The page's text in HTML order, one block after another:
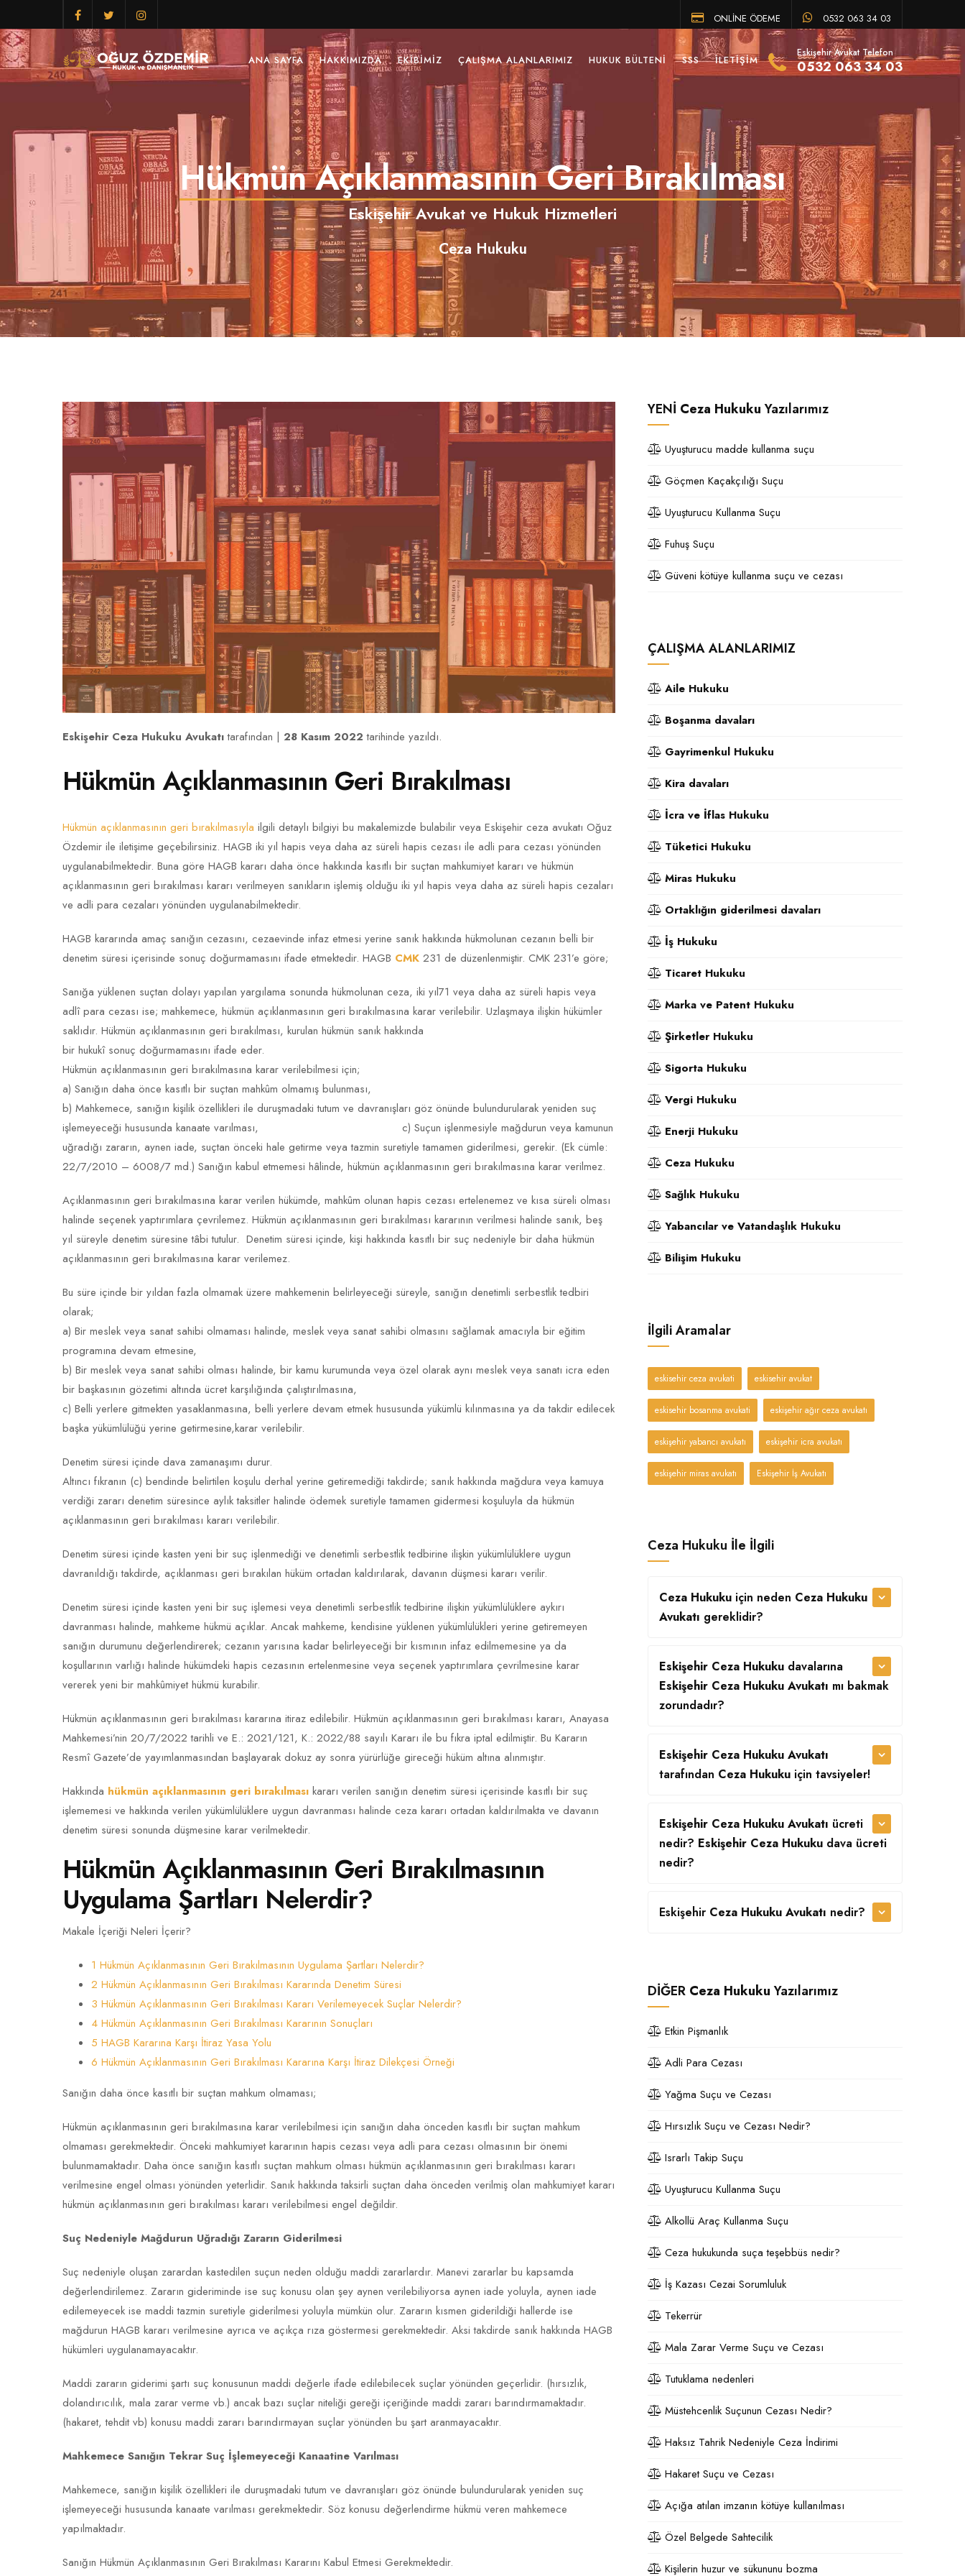
ONLİNE ÖDEME 0532 063 34 03
ANA SAYFA HAKKIMIZDA EKIBIMIZ ÇALIŞMA ALANLARIMIZ HUKUK BÜLTENI SSS İLETIŞIM
Eskişehir Avukat Telefon
0532 063 34 03
Hükmün Açıklanmasının Geri Bırakılması
Eskişehir Avukat ve Hukuk Hizmetleri
Ceza Hukuku
Eskişehir Ceza Hukuku Avukatıtarafından | 28 Kasım 2022 tarihinde yazıldı.
Hükmün Açıklanmasının Geri Bırakılması
Hükmün açıklanmasının geri bırakılmasıyla ilgili detaylı bilgiyi bu makalemizde bulabilir veya Eskişehir ceza avukatı Oğuz
Özdemir ile iletişime geçebilirsiniz. HAGB iki yıl hapis veya daha az süreli hapis cezası ile adli para cezası yönünden
uygulanabilmektedir. Buna göre HAGB kararı daha önce hakkında kasıtlı bir suçtan mahkumiyet kararı ve hükmün
açıklanmasının geri bırakılması kararı verilmeyen sanıkların işlemiş olduğu iki yıl hapis veya daha az süreli hapis cezaları
ve adli para cezaları yönünden uygulanabilmektedir.
HAGB kararında amaç sanığın cezasını, cezaevinde infaz etmesi yerine sanık hakkında hükmolunan cezanın belli bir
denetim süresi içerisinde sonuç doğurmamasını ifade etmektedir. HAGB CMK 231 de düzenlenmiştir. CMK 231’e göre;
Sanığa yüklenen suçtan dolayı yapılan yargılama sonunda hükmolunan ceza, iki yıl71 veya daha az süreli hapis veya
adlî para cezası ise; mahkemece, hükmün açıklanmasının geri bırakılmasına karar verilebilir. Uzlaşmaya ilişkin hükümler
saklıdır. Hükmün açıklanmasının geri bırakılması, kurulan hükmün sanık hakkında
bir hukukî sonuç doğurmamasını ifade eder.
Hükmün açıklanmasının geri bırakılmasına karar verilebilmesi için;
a) Sanığın daha önce kasıtlı bir suçtan mahkûm olmamış bulunması,
b) Mahkemece, sanığın kişilik özellikleri ile duruşmadaki tutum ve davranışları göz önünde bulundurularak yeniden suç
işlemeyeceği hususunda kanaate varılması, c) Suçun işlenmesiyle mağdurun veya kamunun
uğradığı zararın, aynen iade, suçtan önceki hale getirme veya tazmin suretiyle tamamen giderilmesi, gerekir. (Ek cümle:
22/7/2010 – 6008/7 md.) Sanığın kabul etmemesi hâlinde, hükmün açıklanmasının geri bırakılmasına karar verilmez.
Açıklanmasının geri bırakılmasına karar verilen hükümde, mahkûm olunan hapis cezası ertelenemez ve kısa süreli olması
halinde seçenek yaptırımlara çevrilemez. Hükmün açıklanmasının geri bırakılması kararının verilmesi halinde sanık, beş
yıl süreyle denetim süresine tâbi tutulur. Denetim süresi içinde, kişi hakkında kasıtlı bir suç nedeniyle bir daha hükmün
açıklanmasının geri bırakılmasına karar verilemez.
Bu süre içinde bir yıldan fazla olmamak üzere mahkemenin belirleyeceği süreyle, sanığın denetimli serbestlik tedbiri
olarak;
a) Bir meslek veya sanat sahibi olmaması halinde, meslek veya sanat sahibi olmasını sağlamak amacıyla bir eğitim
programına devam etmesine,
b) Bir meslek veya sanat sahibi olması halinde, bir kamu kurumunda veya özel olarak aynı meslek veya sanatı icra eden
bir başkasının gözetimi altında ücret karşılığında çalıştırılmasına,
c) Belli yerlere gitmekten yasaklanmasına, belli yerlere devam etmek hususunda yükümlü kılınmasına ya da takdir edilecek
başka yükümlülüğü yerine getirmesine,karar verilebilir.
Denetim süresi içinde dava zamanaşımı durur.
Altıncı fıkranın (c) bendinde belirtilen koşulu derhal yerine getiremediği takdirde; sanık hakkında mağdura veya kamuya
verdiği zararı denetim süresince aylık taksitler halinde ödemek suretiyle tamamen gidermesi koşuluyla da hükmün
açıklanmasının geri bırakılması kararı verilebilir.
Denetim süresi içinde kasten yeni bir suç işlenmediği ve denetimli serbestlik tedbirine ilişkin yükümlülüklere uygun
davranıldığı takdirde, açıklanması geri bırakılan hüküm ortadan kaldırılarak, davanın düşmesi kararı verilir.
Denetim süresi içinde kasten yeni bir suç işlemesi veya denetimli serbestlik tedbirine ilişkin yükümlülüklere aykırı
davranması halinde, mahkeme hükmü açıklar. Ancak mahkeme, kendisine yüklenen yükümlülükleri yerine getiremeyen
sanığın durumunu değerlendirerek; cezanın yarısına kadar belirleyeceği bir kısmının infaz edilmemesine ya da
koşullarının varlığı halinde hükümdeki hapis cezasının ertelenmesine veya seçenek yaptırımlara çevrilmesine karar
vererek yeni bir mahkûmiyet hükmü kurabilir.
Hükmün açıklanmasının geri bırakılması kararına itiraz edilebilir. Hükmün açıklanmasının geri bırakılması kararı, Anayasa
Mahkemesi’nin 20/7/2022 tarihli ve E.: 2021/121, K.: 2022/88 sayılı Kararı ile bu fıkra iptal edilmiştir. Bu Kararın
Resmî Gazete’de yayımlanmasından başlayarak dokuz ay sonra yürürlüğe gireceği hüküm altına alınmıştır.
Hakkında hükmün açıklanmasının geri bırakılması kararı verilen sanığın denetim süresi içerisinde kasıtlı bir suç
işlememesi ve hakkında verilen yükümlülüklere uygun davranması halinde ceza kararı ortadan kaldırılmakta ve davanın
denetim süresi sonunda düşmesine karar verilmektedir.
Hükmün Açıklanmasının Geri Bırakılmasının
Uygulama Şartları Nelerdir?
Makale İçeriği Neleri İçerir?
1 Hükmün Açıklanmasının Geri Bırakılmasının Uygulama Şartları Nelerdir?
2 Hükmün Açıklanmasının Geri Bırakılması Kararında Denetim Süresi
3 Hükmün Açıklanmasının Geri Bırakılması Kararı Verilemeyecek Suçlar Nelerdir?
4 Hükmün Açıklanmasının Geri Bırakılması Kararının Sonuçları
5 HAGB Kararına Karşı İtiraz Yasa Yolu
6 Hükmün Açıklanmasının Geri Bırakılması Kararına Karşı İtiraz Dilekçesi Örneği
Sanığın daha önce kasıtlı bir suçtan mahkum olmaması;
Hükmün açıklanmasının geri bırakılmasına karar verilebilmesi için sanığın daha önceden kasıtlı bir suçtan mahkum
olmaması gerekmektedir. Önceki mahkumiyet kararının hapis cezası veya adli para cezası olmasının bir önemi
bulunmamaktadır. Daha önce sanığın kasıtlı suçtan mahkum olması hükmün açıklanmasının geri bırakılması kararı
verilmesine engel olması yönünden yeterlidir. Sanık hakkında taksirli suçtan daha önceden verilmiş olan mahkumiyet kararı
hükmün açıklanmasının geri bırakılması kararı verilebilmesi engel değildir.
Suç Nedeniyle Mağdurun Uğradığı Zararın Giderilmesi
Suç nedeniyle oluşan zarardan kastedilen suçun neden olduğu maddi zararlardır. Manevi zararlar bu kapsamda
değerlendirilemez. Zararın gideriminde ise suç konusu olan şey aynen verilebiliyorsa aynen iade yoluyla, aynen iade
edilemeyecek ise maddi tazmin suretiyle giderilmesi yoluyla mümkün olur. Zararın kısmen giderildiği hallerde ise
mağdurun HAGB kararı verilmesine ayrıca ve açıkça rıza göstermesi gerekmektedir. Aksi takdirde sanık hakkında HAGB
hükümleri uygulanamayacaktır.
Maddi zararın giderimi şartı suç konusunun maddi değerle ifade edilebilecek suçlar yönünden geçerlidir. (hırsızlık,
dolandırıcılık, mala zarar verme vb.) ancak bazı suçlar niteliği gereği içeriğinde maddi zararı barındırmamaktadır.
(hakaret, tehdit vb) konusu maddi zararı barındırmayan suçlar yönünden bu şart aranmayacaktır.
Mahkemece Sanığın Tekrar Suç İşlemeyeceği Kanaatine Varılması
Mahkemece, sanığın kişilik özellikleri ile duruşmadaki tutum ve davranışları göz önünde bulundurularak yeniden suç
işlemeyeceği hususunda kanaate varılması gerekmektedir. Söz konusu değerlendirme hükmü veren mahkemece
yapılmaktadır.
Sanığın Hükmün Açıklanmasının Geri Bırakılması Kararını Kabul Etmesi Gerekmektedir.
YENİ Ceza HukukuYazılarımız
Uyuşturucu madde kullanma suçu
Göçmen Kaçakçılığı Suçu
Uyuşturucu Kullanma Suçu
Fuhuş Suçu
Güveni kötüye kullanma suçu ve cezası
ÇALIŞMA ALANLARIMIZ
Aile Hukuku
Boşanma davaları
Gayrimenkul Hukuku
Kira davaları
İcra ve İflas Hukuku
Tüketici Hukuku
Miras Hukuku
Ortaklığın giderilmesi davaları
İş Hukuku
Ticaret Hukuku
Marka ve Patent Hukuku
Şirketler Hukuku
Sigorta Hukuku
Vergi Hukuku
Enerji Hukuku
Ceza Hukuku
Sağlık Hukuku
Yabancılar ve Vatandaşlık Hukuku
Bilişim Hukuku
İlgili Aramalar
eskisehir ceza avukati eskisehir avukat
eskisehir bosanma avukati eskişehir ağır ceza avukatı
eskişehir yabancı avukatı eskişehir icra avukatı
eskişehir miras avukatı Eskişehir İş Avukatı
Ceza Hukuku İle İlgili
Ceza Hukuku için neden Ceza Hukuku
Avukatı gereklidir?
Eskişehir Ceza Hukuku davalarına
Eskişehir Ceza Hukuku Avukatı mı bakmak
zorundadır?
Eskişehir Ceza Hukuku Avukatı
tarafından Ceza Hukuku için tavsiyeler!
Eskişehir Ceza Hukuku Avukatı ücreti
nedir? Eskişehir Ceza Hukuku dava ücreti
nedir?
Eskişehir Ceza Hukuku Avukatı nedir?
DİĞER Ceza HukukuYazılarımız
Etkin Pişmanlık
Adli Para Cezası
Yağma Suçu ve Cezası
Hırsızlık Suçu ve Cezası Nedir?
Israrlı Takip Suçu
Uyuşturucu Kullanma Suçu
Alkollü Araç Kullanma Suçu
Ceza hukukunda suça teşebbüs nedir?
İş Kazası Cezai Sorumluluk
Tekerrür
Mala Zarar Verme Suçu ve Cezası
Tutuklama nedenleri
Müstehcenlik Suçunun Cezası Nedir?
Haksız Tahrik Nedeniyle Ceza İndirimi
Hakaret Suçu ve Cezası
Açığa atılan imzanın kötüye kullanılması
Özel Belgede Sahtecilik
Kişilerin huzur ve sükununu bozma